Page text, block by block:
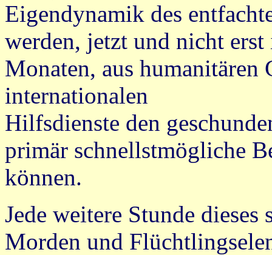
Eigendynamik des
werden, jetzt und nicht
Monaten, aus humanitären
internationalen
Hilfsdienste den
primär schnellstmögliche
können.
Jede weitere Stunde
Morden und